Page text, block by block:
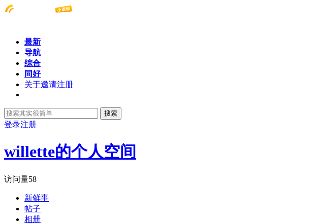
最新
导航
综合
同好
关于邀请注册
搜索
登录注册
willette的个人空间
访问量58
新鲜事
帖子
相册